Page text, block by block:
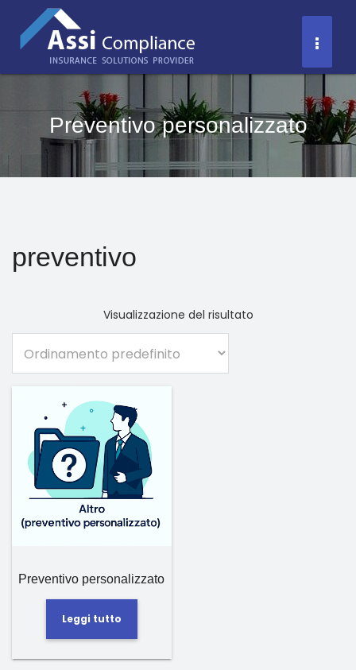
contenuto
Preventivo personalizzato
preventivo
Visualizzazione del risultato
Preventivo personalizzato
Leggi tutto